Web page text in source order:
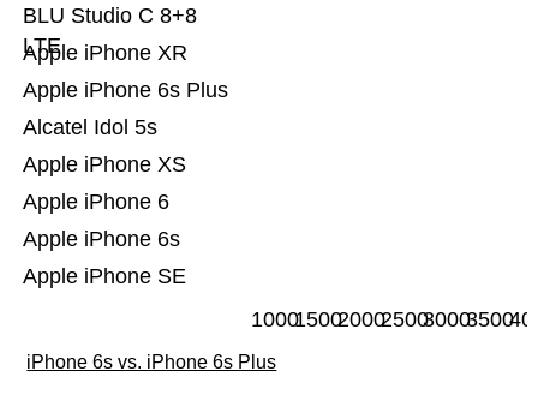
Apple iPhone SE
Apple iPhone 6s
Apple iPhone 6
Apple iPhone XS
Alcatel Idol 5s
Apple iPhone 6s Plus
Apple iPhone XR
BLU Studio C 8+8
LTE
100015002000250030003500
iPhone 6s vs. iPhone 6s Plus